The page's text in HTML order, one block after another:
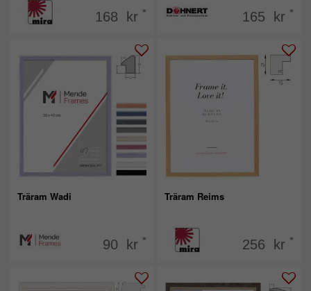
168 kr * 165 kr *
Träram Wadi
90 kr *
Träram Reims
256 kr *